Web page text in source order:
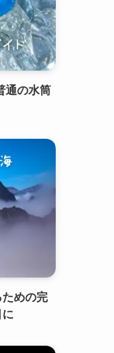
通の水筒
めの完